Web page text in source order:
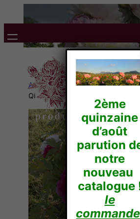
Accueil/Pivoines Arbustives/
QIAO
2ème
quinzaine
d’août
parution
notre
nouveau
catalogue
le